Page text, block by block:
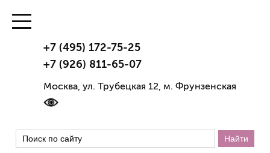
+7 (495) 172-75-25
+7 (926) 811-65-07
Москва, ул. Трубецкая 12, м. Фрунзенская